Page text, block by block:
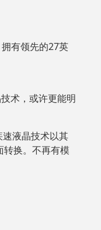
有领先的27英
术，或许更能明
液晶技术以其
换。不再有模